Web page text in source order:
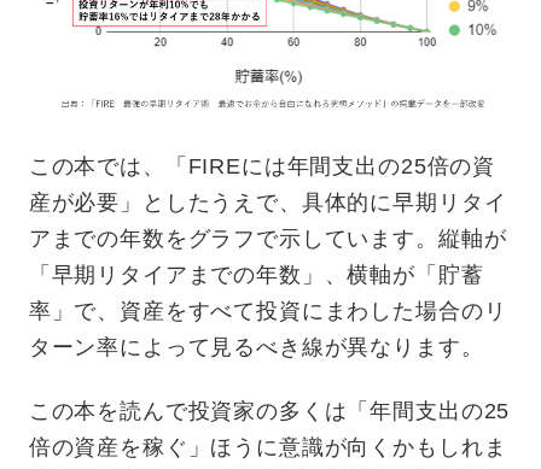
この本では、「FIREには年間支出の25倍の資
産が必要」としたうえで、具体的に早期リタイ
アまでの年数をグラフで示しています。縦軸が
「早期リタイアまでの年数」、横軸が「貯蓄
率」で、資産をすべて投資にまわした場合のリ
ターン率によって見るべき線が異なります。
この本を読んで投資家の多くは「年間支出の25
倍の資産を稼ぐ」ほうに意識が向くかもしれま